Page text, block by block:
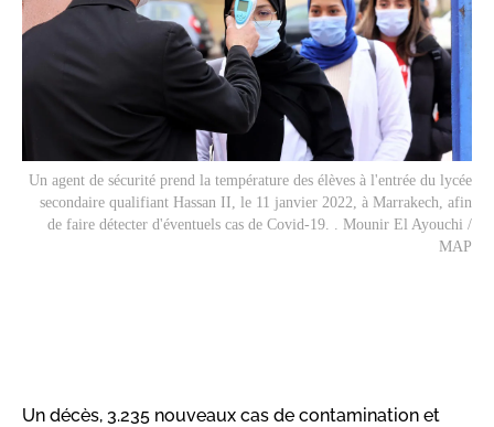
Un agent de sécurité prend la température des élèves à l'entrée du lycée
secondaire qualifiant Hassan II, le 11 janvier 2022, à Marrakech, afin
de faire détecter d'éventuels cas de Covid-19. . Mounir El Ayouchi /
MAP
Un décès, 3.235 nouveaux cas de contamination et